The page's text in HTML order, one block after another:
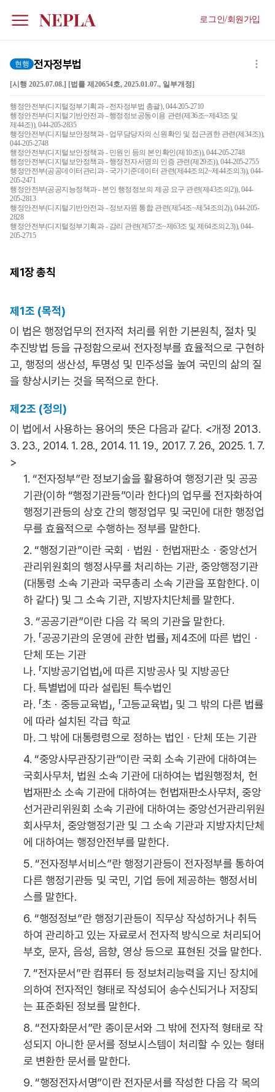
로그인/회원가입
현행 전자정부법
[시행 2025.07.08.] [법률 제20654호, 2025.01.07., 일부개정]
행정안전부(디지털정부기획과 - 전자정부법 총괄), 044-205-2710
행정안전부(디지털기반안전과 - 행정정보공동이용 관련(제36조~제43조 및
제44조)), 044-205-2835
행정안전부(디지털보안정책과 - 업무담당자의 신원확인 및 접근권한 관련(제34조)),
044-205-2748
행정안전부(디지털보안정책과 - 민원인 등의 본인확인(제10조)), 044-205-2748
행정안전부(디지털보안정책과 - 행정전자서명의 인증 관련(제29조)), 044-205-2755
행정안전부(공공데이터관리과 - 국가기준데이터 관련(제44조의2~제44조의3)), 044-
205-2471
행정안전부(공공지능정책과 - 본인 행정정보의 제공 요구 관련(제43조의2)), 044-
205-2813
행정안전부(디지털기반안전과 - 정보자원 통합 관련(제54조~제54조의2)), 044-205-
2828
행정안전부(디지털정부기획과 - 감리 관련(제57조~제63조 및 제64조의2,3)), 044-
205-2715
제1장총칙
제1조 (목적)
이 법은 행정업무의 전자적 처리를 위한 기본원칙, 절차 및
추진방법 등을 규정함으로써 전자정부를 효율적으로 구현하
고, 행정의 생산성, 투명성 및 민주성을 높여 국민의 삶의 질
을 향상시키는 것을 목적으로 한다.
제2조 (정의)
이 법에서 사용하는 용어의 뜻은 다음과 같다. <개정 2013.
3. 23., 2014. 1. 28., 2014. 11. 19., 2017. 7. 26., 2025. 1. 7.
>
1. “전자정부”란 정보기술을 활용하여 행정기관 및 공공
기관(이하 “행정기관등”이라 한다)의 업무를 전자화하여
행정기관등의 상호 간의 행정업무 및 국민에 대한 행정업
무를 효율적으로 수행하는 정부를 말한다.
2. “행정기관”이란 국회ㆍ법원ㆍ헌법재판소ㆍ중앙선거
관리위원회의 행정사무를 처리하는 기관, 중앙행정기관
(대통령 소속 기관과 국무총리 소속 기관을 포함한다. 이
하 같다) 및 그 소속 기관, 지방자치단체를 말한다.
3. “공공기관”이란 다음 각 목의 기관을 말한다.
가. 「공공기관의 운영에 관한 법률」 제4조에 따른 법인ㆍ
단체 또는 기관
나. 「지방공기업법」에 따른 지방공사 및 지방공단
다. 특별법에 따라 설립된 특수법인
라. 「초ㆍ중등교육법」, 「고등교육법」 및 그 밖의 다른 법률
에 따라 설치된 각급 학교
마. 그 밖에 대통령령으로 정하는 법인ㆍ단체 또는 기관
4. “중앙사무관장기관”이란 국회 소속 기관에 대하여는
국회사무처, 법원 소속 기관에 대하여는 법원행정처, 헌
법재판소 소속 기관에 대하여는 헌법재판소사무처, 중앙
선거관리위원회 소속 기관에 대하여는 중앙선거관리위원
회사무처, 중앙행정기관 및 그 소속 기관과 지방자치단체
에 대하여는 행정안전부를 말한다.
5. “전자정부서비스”란 행정기관등이 전자정부를 통하여
다른 행정기관등 및 국민, 기업 등에 제공하는 행정서비
스를 말한다.
6. “행정정보”란 행정기관등이 직무상 작성하거나 취득
하여 관리하고 있는 자료로서 전자적 방식으로 처리되어
부호, 문자, 음성, 음향, 영상 등으로 표현된 것을 말한다.
7. “전자문서”란 컴퓨터 등 정보처리능력을 지닌 장치에
의하여 전자적인 형태로 작성되어 송수신되거나 저장되
는 표준화된 정보를 말한다.
8. “전자화문서”란 종이문서와 그 밖에 전자적 형태로 작
성되지 아니한 문서를 정보시스템이 처리할 수 있는 형태
로 변환한 문서를 말한다.
9. “행정전자서명”이란 전자문서를 작성한 다음 각 목의